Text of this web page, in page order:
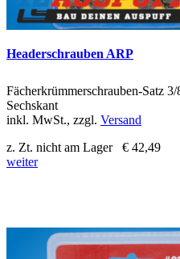
Headerschrauben ARP
Fächerkrümmerschrauben-Satz
Sechskant
inkl. MwSt., zzgl. Versand
z. Zt. nicht am Lager
€ 42,49
weiter